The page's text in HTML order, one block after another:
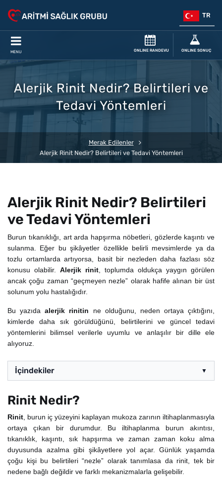
TR
MENU ONLINE RANDEVU ONLINE SONUÇ
Alerjik Rinit Nedir? Belirtileri ve
Tedavi Yöntemleri
Merak Edilenler
Alerjik Rinit Nedir? Belirtileri ve Tedavi Yöntemleri
Alerjik Rinit Nedir? Belirtileri
ve Tedavi Yöntemleri
Burun tıkanıklığı, art arda hapşırma nöbetleri, gözlerde kaşıntı ve
sulanma. Eğer bu şikâyetler özellikle belirli mevsimlerde ya da
tozlu ortamlarda artıyorsa, basit bir nezleden daha fazlası söz
konusu olabilir. Alerjik rinit , toplumda oldukça yaygın görülen
ancak çoğu zaman “geçmeyen nezle” olarak hafife alınan bir üst
solunum yolu hastalığıdır.
Bu yazıdaalerjik rinitin ne olduğunu, neden ortaya çıktığını,
kimlerde daha sık görüldüğünü, belirtilerini ve güncel tedavi
yöntemlerini bilimsel verilerle uyumlu ve anlaşılır bir dille ele
alıyoruz.
İçindekiler ▼
Rinit Nedir?
Rinit , burun iç yüzeyini kaplayan mukoza zarının iltihaplanmasıyla
ortaya çıkan bir durumdur. Bu iltihaplanma burun akıntısı,
tıkanıklık, kaşıntı, sık hapşırma ve zaman zaman koku alma
duyusunda azalma gibi şikâyetlere yol açar. Günlük yaşamda
çoğu kişi bu belirtileri “nezle” olarak tanımlasa da rinit, tek bir
nedene bağlı değildir ve farklı mekanizmalarla gelişebilir.